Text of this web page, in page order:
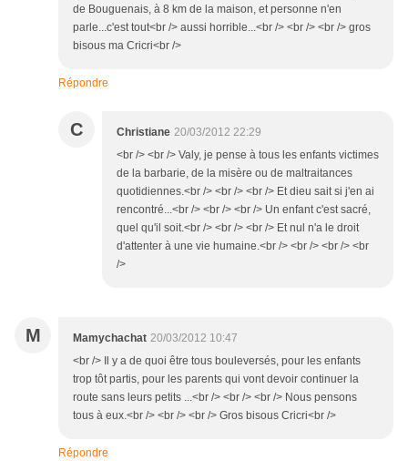
de Bouguenais, à 8 km de la maison, et personne n'en
parle...c'est tout<br /> aussi horrible...<br /> <br /> <br /> gros
bisous ma Cricri<br />
Répondre
C Christiane 20/03/2012 22:29
<br /> <br /> Valy, je pense à tous les enfants victimes
de la barbarie, de la misère ou de maltraitances
quotidiennes.<br /> <br /> <br /> Et dieu sait si j'en ai
rencontré...<br /> <br /> <br /> Un enfant c'est sacré,
quel qu'il soit.<br /> <br /> <br /> Et nul n'a le droit
d'attenter à une vie humaine.<br /> <br /> <br /> <br
/>
M Mamychachat 20/03/2012 10:47
<br /> Il y a de quoi être tous bouleversés, pour les enfants
trop tôt partis, pour les parents qui vont devoir continuer la
route sans leurs petits ...<br /> <br /> <br /> Nous pensons
tous à eux.<br /> <br /> <br /> Gros bisous Cricri<br />
Répondre